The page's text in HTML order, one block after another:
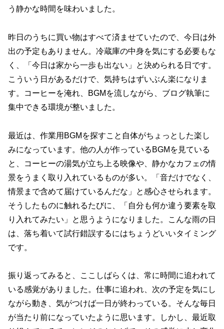
う静かな時間を味わいました。
昨日のうちに買い物はすべて済ませていたので、今日は外
出の予定もありません。冷蔵庫の中身を気にする必要もな
く、「今日は家から一歩も出ない」と決められる日です。
こういう日があるだけで、気持ちはずいぶん楽になりま
す。コーヒーを淹れ、BGMを流しながら、ブログ執筆に
集中できる環境が整いました。
最近は、作業用BGMを探すこと自体がちょっとした楽し
みになっています。他の人が作っているBGMを見ている
と、コーヒーの湯気が立ち上る映像や、静かなカフェの情
景をうまく取り入れているものが多い。「音だけでなく、
情景まで含めて届けているんだな」と感心させられます。
そうしたものに触れるたびに、「自分も何か違う要素を取
り入れてみたい」と思うようになりました。こんな雨の日
は、落ち着いて試行錯誤するにはちょうどいいタイミング
です。
振り返ってみると、ここしばらくは、常に時間に追われて
いる感覚がありました。仕事に追われ、次の予定を気にし
ながら動き、気がつけば一日が終わっている。そんな毎日
が当たり前になっていたように思います。しかし、最近取